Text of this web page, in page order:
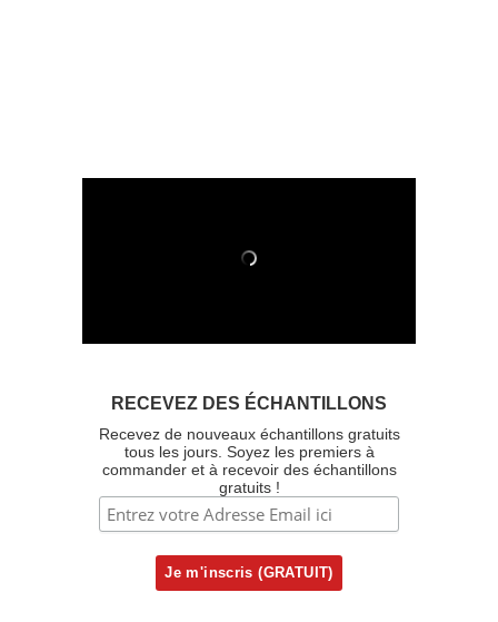
RECEVEZ DES ÉCHANTILLONS
Recevez de nouveaux échantillons gratuits
tous les jours. Soyez les premiers à
commander et à recevoir des échantillons
gratuits !